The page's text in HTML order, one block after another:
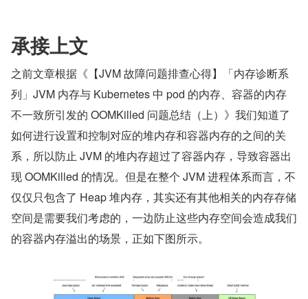
承接上文
之前文章根据《【JVM 故障问题排查心得】「内存诊断系
列」JVM 内存与 Kubernetes 中 pod 的内存、容器的内存
不一致所引发的 OOMKilled 问题总结（上）》我们知道了
如何进行设置和控制对应的堆内存和容器内存的之间的关
系，所以防止 JVM 的堆内存超过了容器内存，导致容器出
现 OOMKilled 的情况。但是在整个 JVM 进程体系而言，不
仅仅只包含了 Heap 堆内存，其实还有其他相关的内存存储
空间是需要我们考虑的，一边防止这些内存空间会造成我们
的容器内存溢出的场景，正如下图所示。